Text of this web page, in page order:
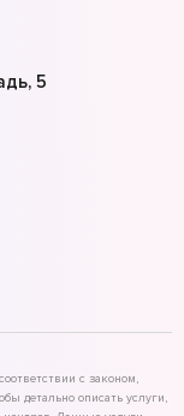
5
с законом,
детально описать услуги,